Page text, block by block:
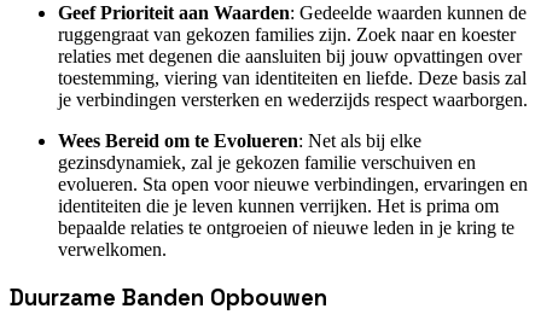
Geef Prioriteit aan Waarden: Gedeelde waarden kunnen de
ruggengraat van gekozen families zijn. Zoek naar en koester
relaties met degenen die aansluiten bij jouw opvattingen over
toestemming, viering van identiteiten en liefde. Deze basis zal
je verbindingen versterken en wederzijds respect waarborgen.
Wees Bereid om te Evolueren: Net als bij elke
gezinsdynamiek, zal je gekozen familie verschuiven en
evolueren. Sta open voor nieuwe verbindingen, ervaringen en
identiteiten die je leven kunnen verrijken. Het is prima om
bepaalde relaties te ontgroeien of nieuwe leden in je kring te
verwelkomen.
Duurzame Banden Opbouwen